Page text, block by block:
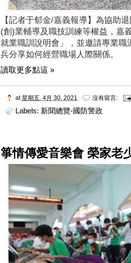
【記者于郁金/嘉義報導】為協助
(創)業輔導及職技訓練等權益，嘉
就業職訓說明會」，並邀請專業
兵分享如何經營職場人際關係。
讀取更多點這 »
at 星期五, 4月 30, 2021 沒有留言:
Labels: 新聞總覽-國防警政
箏情傳愛音樂會 榮家老